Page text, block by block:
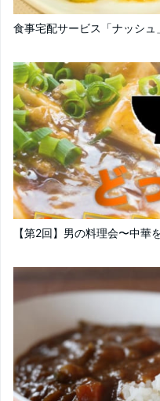
食事宅配サービス「ナッシ
【第2回】男の料理会〜中華